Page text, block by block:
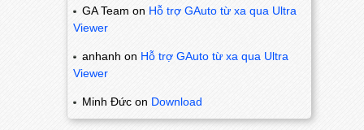
GA Team on Hỗ trợ GAuto từ xa qua Ultra
Viewer
anhanh on Hỗ trợ GAuto từ xa qua Ultra
Viewer
Minh Đức on Download